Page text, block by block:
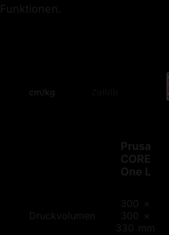
Funktionen.
cm/kg
Prusa
CORE
One L
Druckvolumen
300 ×
300 ×
330 mm